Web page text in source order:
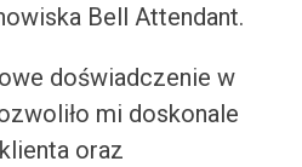
Bell Attendant.
doświadczenie w
mi doskonale
oraz